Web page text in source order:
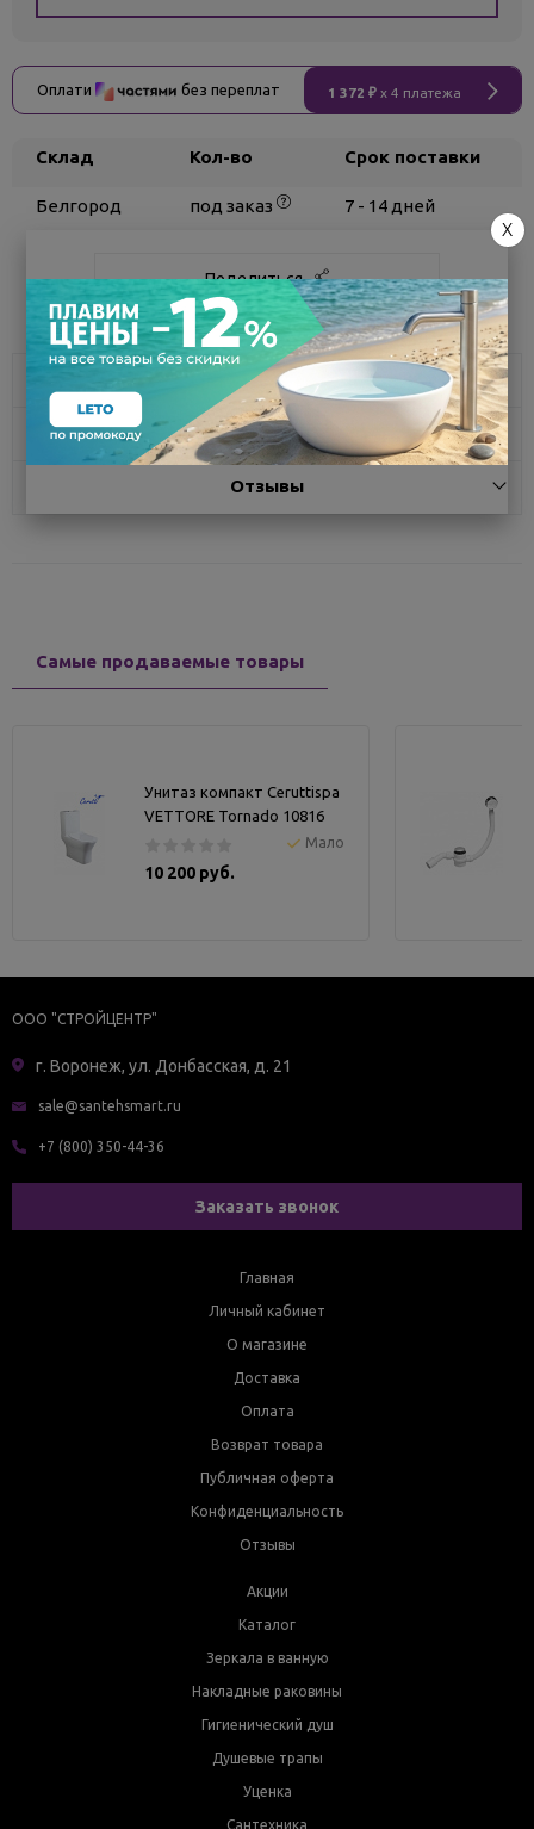
Оплати без переплат 1 372 ₽ x 4 платежа
Склад Кол-во Срок поставки
Белгород под заказ 7 - 14 дней
Поделиться
Характеристики
Доставка
Отзывы
Самые продаваемые товары
Унитаз компакт Ceruttispa
VETTORE Tornado 10816
Мало
10 200 руб.
ООО "СТРОЙЦЕНТР"
г. Воронеж, ул. Донбасская, д. 21
sale@santehsmart.ru
+7 (800) 350-44-36
Заказать звонок
Главная
Личный кабинет
О магазине
Доставка
Оплата
Возврат товара
Публичная оферта
Конфиденциальность
Отзывы
Акции
Каталог
Зеркала в ванную
Накладные раковины
Гигиенический душ
Душевые трапы
Уценка
Сантехника
X